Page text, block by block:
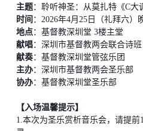
主题：聆听神圣：从莫扎特《C大
时间 ： 2026年4月25日（礼拜六）
地点：基督教深圳堂 3楼主堂
献唱：深圳市基督教两会联合诗班
献奏：基督教深圳堂管弦乐团
主办：深圳市基督教两会圣乐部
协办：基督教深圳堂圣乐部
【入场温馨提示】
1.本次为圣乐赏析音乐会，请提前